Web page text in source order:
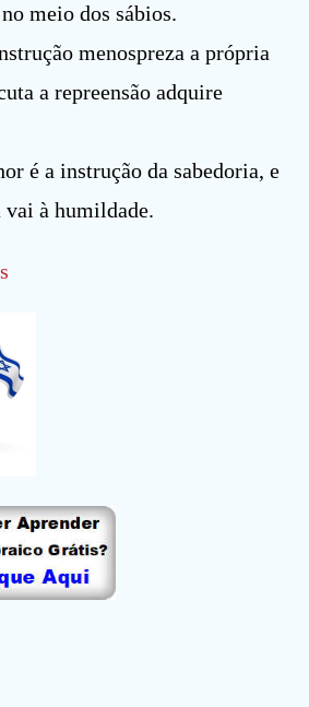
meio dos sábios.
menospreza a própria
a repreensão adquire
é a instrução da sabedoria, e
vai à humildade.